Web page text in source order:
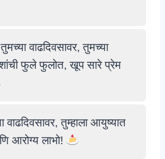
वाढदिवसावर, तुमच्या
फुले फुलोत, खूप सारे प्रेम
वाढदिवसावर, तुम्हाला आयुष्यात
लाभो!